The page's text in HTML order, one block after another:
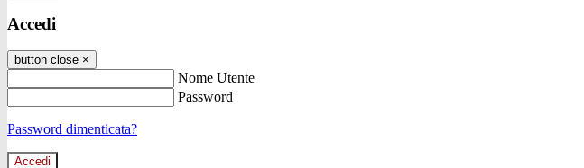
Accedi
button close ×
Nome Utente
Password
Password dimenticata?